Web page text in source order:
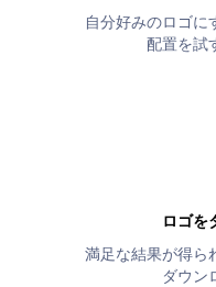
自分好みのロゴに
配置を試
ロゴを
満足な結果が得ら
ダウン